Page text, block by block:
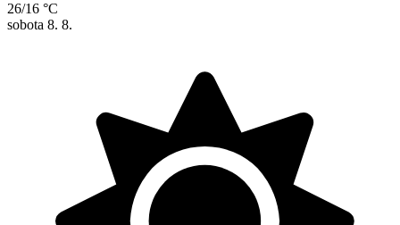
26/16 °C
sobota 8. 8.